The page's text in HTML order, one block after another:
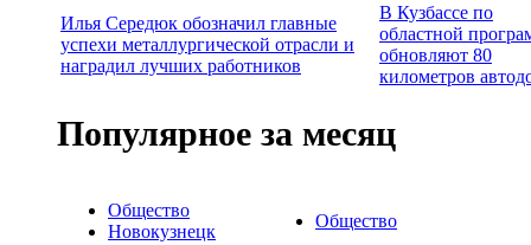
Илья Середюк обозначил главные
успехи металлургической отрасли и
наградил лучших работников
В Кузбассе по
областной
обновляют 80
километров
Популярное за месяц
Общество
Новокузнецк
Общество